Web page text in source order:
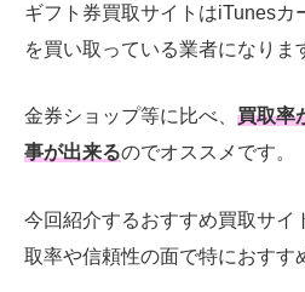
ギフト券買取サイトはiTunesカ
を買い取っている業者になりま
金券ショップ等に比べ、 買取率
事が出来るのでオススメです。
今回紹介するおすすめ買取サイ
取率や信頼性の面で特におすす